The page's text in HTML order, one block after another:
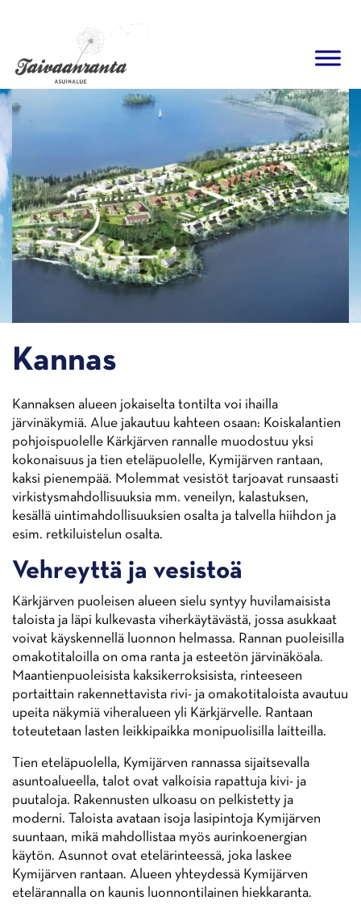
Kannas
Kannaksen alueen jokaiselta tontilta voi ihailla
järvinäkymiä. Alue jakautuu kahteen osaan: Koiskalantien
pohjoispuolelle Kärkjärven rannalle muodostuu yksi
kokonaisuus ja tien eteläpuolelle, Kymijärven rantaan,
kaksi pienempää. Molemmat vesistöt tarjoavat runsaasti
virkistysmahdollisuuksia mm. veneilyn, kalastuksen,
kesällä uintimahdollisuuksien osalta ja talvella hiihdon ja
esim. retkiluistelun osalta.
Vehreyttä ja vesistoä
Kärkjärven puoleisen alueen sielu syntyy huvilamaisista
taloista ja läpi kulkevasta viherkäytävästä, jossa asukkaat
voivat käyskennellä luonnon helmassa. Rannan puoleisilla
omakotitaloilla on oma ranta ja esteetön järvinäköala.
Maantienpuoleisista kaksikerroksisista, rinteeseen
portaittain rakennettavista rivi- ja omakotitaloista avautuu
upeita näkymiä viheralueen yli Kärkjärvelle. Rantaan
toteutetaan lasten leikkipaikka monipuolisilla laitteilla.
Tien eteläpuolella, Kymijärven rannassa sijaitsevalla
asuntoalueella, talot ovat valkoisia rapattuja kivi- ja
puutaloja. Rakennusten ulkoasu on pelkistetty ja
moderni. Taloista avataan isoja lasipintoja Kymijärven
suuntaan, mikä mahdollistaa myös aurinkoenergian
käytön. Asunnot ovat etelärinteessä, joka laskee
Kymijärven rantaan. Alueen yhteydessä Kymijärven
etelärannalla on kaunis luonnontilainen hiekkaranta.